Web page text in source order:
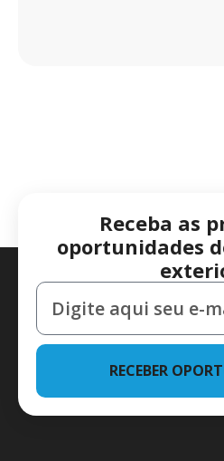
Receba as
oportunidades
RECEBER